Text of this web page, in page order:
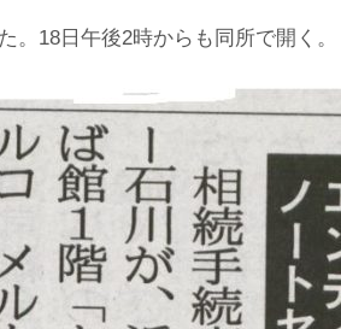
18日午後2時からも同所で開く。